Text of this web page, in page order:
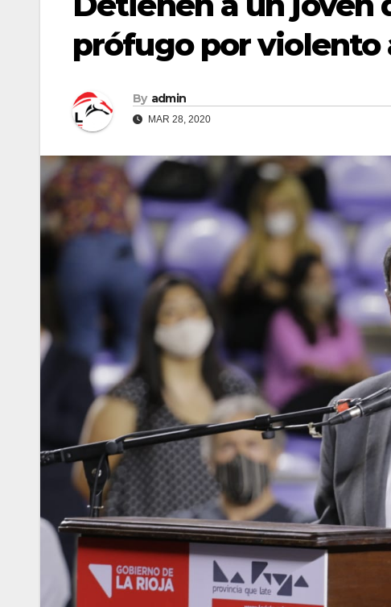
prófugo por violento
By admin
MAR 28, 2020